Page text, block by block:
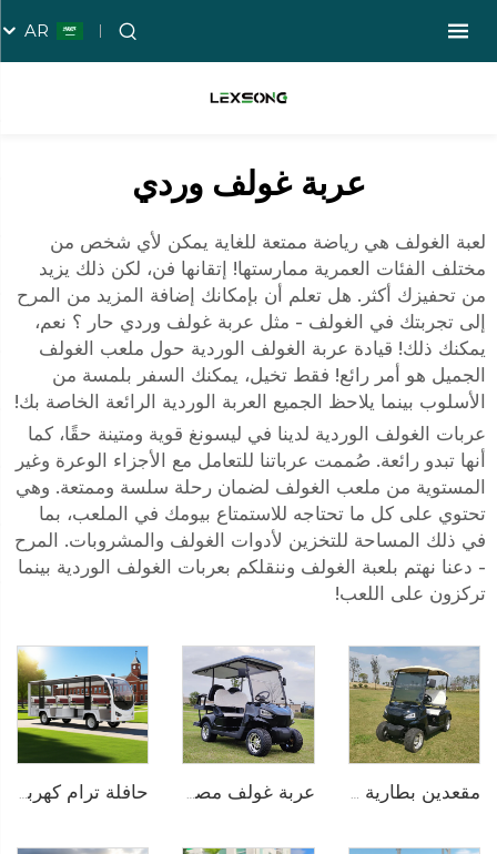
AR
عربة غولف وردي
لعبة الغولف هي رياضة ممتعة للغاية يمكن لأي شخص من
مختلف الفئات العمرية ممارستها! إتقانها فن، لكن ذلك يزيد
من تحفيزك أكثر. هل تعلم أن بإمكانك إضافة المزيد من المرح
إلى تجربتك في الغولف - مثل عربة غولف وردي حار ؟ نعم،
يمكنك ذلك! قيادة عربة الغولف الوردية حول ملعب الغولف
الجميل هو أمر رائع! فقط تخيل، يمكنك السفر بلمسة من
الأسلوب بينما يلاحظ الجميع العربة الوردية الرائعة الخاصة بك!
عربات الغولف الوردية لدينا في ليسونغ قوية ومتينة حقًا، كما
أنها تبدو رائعة. صُممت عرباتنا للتعامل مع الأجزاء الوعرة وغير
المستوية من ملعب الغولف لضمان رحلة سلسة وممتعة. وهي
تحتوي على كل ما تحتاجه للاستمتاع بيومك في الملعب، بما
في ذلك المساحة للتخزين لأدوات الغولف والمشروبات. المرح
- دعنا نهتم بلعبة الغولف وننقلكم بعربات الغولف الوردية بينما
تركزون على اللعب!
حافلة ترام كهربائية خالصة تعمل بالبطارية الليثيوم بسعة 14 مقعدًا وجهد 72 فولت تُستخدم في الحدائق الحيوانية طراز LS6148K